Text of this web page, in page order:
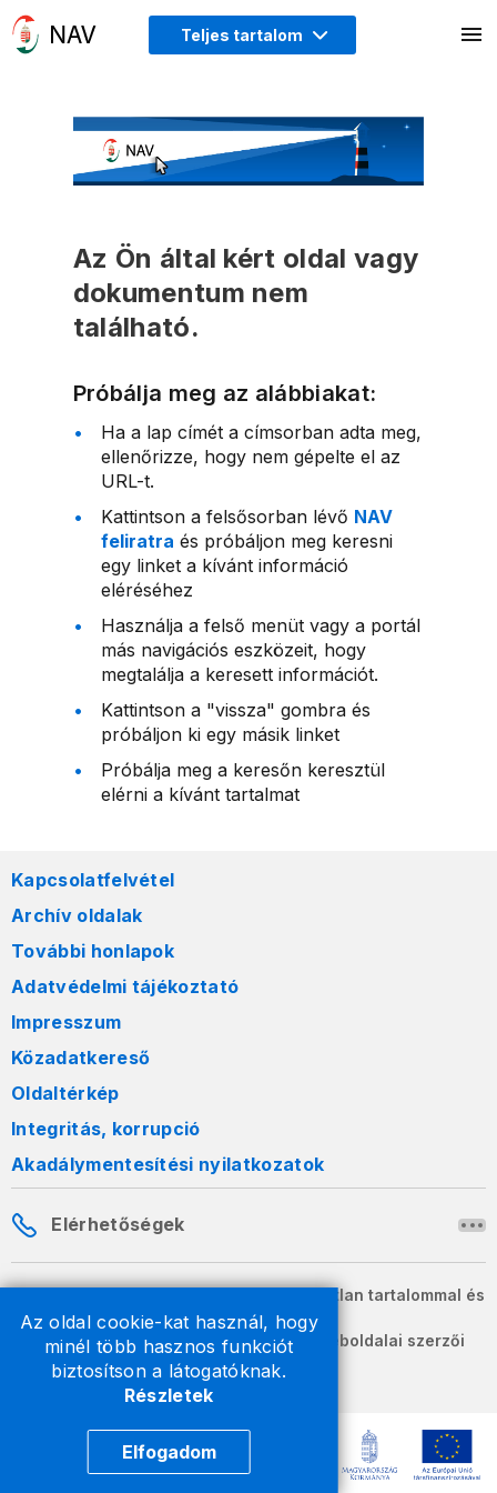
Az oldal cookie-kat használ, hogy
minél több hasznos funkciót
biztosítson a látogatóknak.
Részletek
Elfogadom
Teljes tartalom
Az Ön által kért oldal vagy
dokumentum nem
található.
Próbálja meg az alábbiakat:
Ha a lap címét a címsorban adta meg,
ellenőrizze, hogy nem gépelte el az
URL-t.
Kattintson a felsősorban lévő NAV
feliratra és próbáljon meg keresni
egy linket a kívánt információ
eléréséhez
Használja a felső menüt vagy a portál
más navigációs eszközeit, hogy
megtalálja a keresett információt.
Kattintson a "vissza" gombra és
próbáljon ki egy másik linket
Próbálja meg a keresőn keresztül
elérni a kívánt tartalmat
Kapcsolatfelvétel
Archív oldalak
További honlapok
Adatvédelmi tájékoztató
Impresszum
Közadatkereső
Oldaltérkép
Integritás, korrupció
Akadálymentesítési nyilatkozatok
Elérhetőségek
A honlapon szereplő információk változatlan tartalommal és
formában szabadon terjeszthetők.
2026 © A Nemzeti Adó- és Vámhivatal weboldalai szerzői
jogvédelem alatt állnak.